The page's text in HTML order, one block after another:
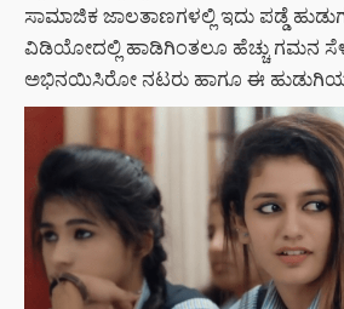
ಸಾಮಾಜಿಕ ಜಾಲತಾಣಗಳಲ್ಲಿ ಇದು ಪಡ್ಡೆ
ವಿಡಿಯೋದಲ್ಲಿ ಹಾಡಿಗಿಂತಲೂ ಹೆಚ್ಚು ಗಮನ
ಅಭಿನಯಿಸಿರೋ ನಟರು ಹಾಗೂ ಈ